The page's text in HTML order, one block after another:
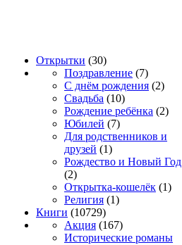
Открытки (30)
Поздравление (7)
С днём рождения (2)
Свадьба (10)
Рождение ребёнка (2)
Юбилей (7)
Для родственников и
друзей (1)
Рождество и Новый Год
(2)
Открытка-кошелёк (1)
Религия (1)
Книги (10729)
Акция (167)
Исторические романы